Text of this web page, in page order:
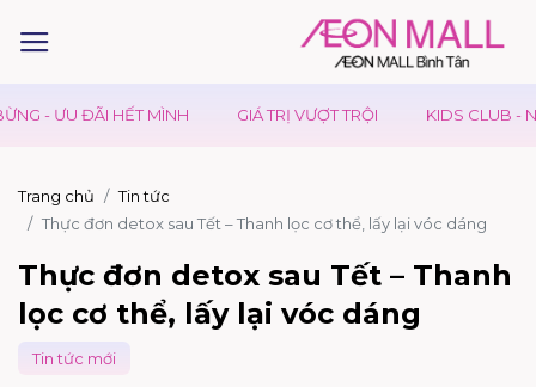
MÌNH GIÁ TRỊ VƯỢT TRỘI KIDS CLUB - NGÀY HỘI CỦA
Trang chủ
Tin tức
Thực đơn detox sau Tết – Thanh lọc cơ thể, lấy lại vóc dáng
Thực đơn detox sau Tết – Thanh
lọc cơ thể, lấy lại vóc dáng
Tin tức mới